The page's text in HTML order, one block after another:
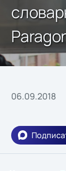
06.09.2018